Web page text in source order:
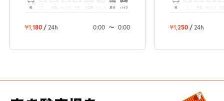
軽 中型 ボックス SUV 大型車 トラック 原付 バイク
¥1,180 / 24h 0:00 〜 0:00
軽 中型 ボックス
¥1,250 / 24h